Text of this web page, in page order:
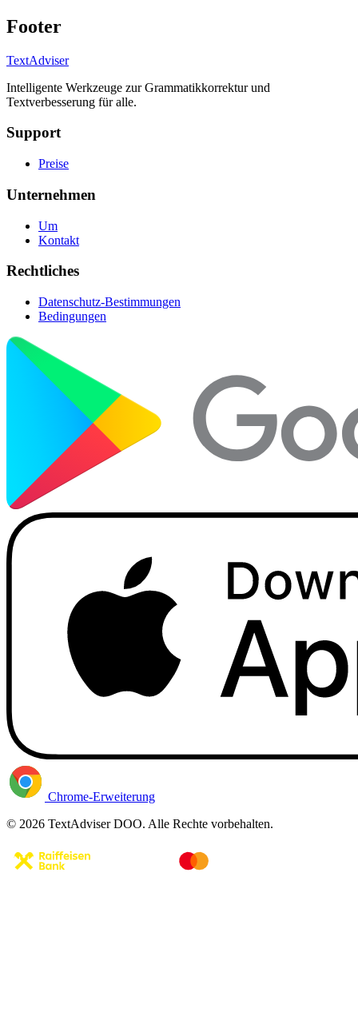
Footer
TextAdviser
Intelligente Werkzeuge zur Grammatikkorrektur und
Textverbesserung für alle.
Support
Preise
Unternehmen
Um
Kontakt
Rechtliches
Datenschutz-Bestimmungen
Bedingungen
Chrome-Erweiterung
© 2026 TextAdviser DOO. Alle Rechte vorbehalten.